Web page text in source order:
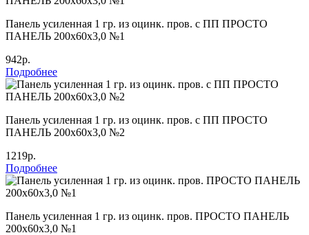
Панель усиленная 1 гр. из оцинк. пров. с ПП ПРОСТО
ПАНЕЛЬ 200х60х3,0 №1
942р.
Подробнее
Панель усиленная 1 гр. из оцинк. пров. с ПП ПРОСТО
ПАНЕЛЬ 200х60х3,0 №2
1219р.
Подробнее
Панель усиленная 1 гр. из оцинк. пров. ПРОСТО ПАНЕЛЬ
200х60х3,0 №1